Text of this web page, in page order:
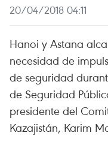
20/04/2018 04:11
Hanoi y Astana
necesidad de
de seguridad
de Seguridad
presidente del
Kazajistán, Karim